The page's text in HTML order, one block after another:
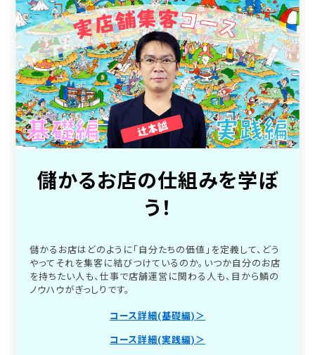
儲かるお店の仕組みを学ぼ
う！
儲かるお店はどのように「自分たちの価値」を定義して、どう
やってそれを集客に結びつけているのか。いつか自分のお店
を持ちたい人も、仕事で店舗運営に関わる人も、目から鱗の
ノウハウがぎっしりです。
コース詳細(基礎編)＞
コース詳細(実践編)＞